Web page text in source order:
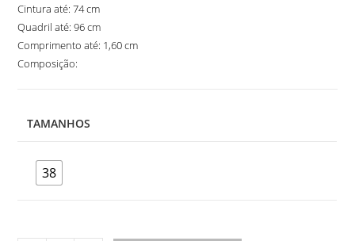
Cintura até: 74 cm
Quadril até: 96 cm
Comprimento até: 1,60 cm
Composição:
TAMANHOS
38